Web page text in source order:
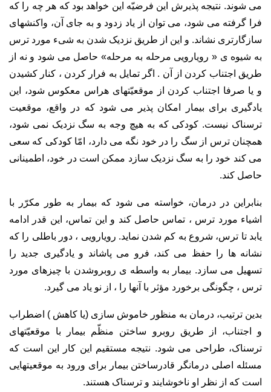
می شوند. نتیجه پذیرش این فرضیّه این خواهد بود که هر چه را که
فرا گرفته می شود، می توان از یاد زدود و به جای آن، واکنشهای
سازگارتری نشاند. و این از طریق نزدیک شدن به شیء مورد ترس
به شیوه ی « رویارویی مرحله به مرحله» حاصل می شود و نه از
طریق اجتناب کردن از آن . اگر تمایل به فرار کردن ، کنار کشیدن
و یا صرفا اجتناب کردن از موقعیّتهای هراس معکوس شود، این
یادگیری برای بیمار امکان پذیر می شود که در واقع، موقعیت
ترسناک نیست. کودکی که به هیچ وجه به سگ نزدیک نمی شود،
همچنان ترس از سگ را در خود نگه می دارد، امّا کودکی که سعی
می کند خود را به سگ نزدیک سازد ممکن است در خود، اطمینانی
حاصل کند.
بنابراین در درمان، خواسته می شود که بیمار به طور مکرّر با
اشیاء مورد ترس ، تماس حاصل کند و این تماس، این قدر ادامه
یابد تا ترس، شروع به کم شدن نماید. رویارویی ، دور باطلی را که
نشانه ها را حفظ می کند، فرو می پاشاند و یادگیری جدید را
تسهیل می سازد. بیمار به واسطه ی روبروشدن با چیزهای مورد
ترس ، چگونگی برخورد مؤثر با آنها را ، از نو یاد می گیرد.
بدین ترتیب، درمان به منظور خاموش سازی (یا کاهش ) اضطراب
و اجتناب، از طریق روبرو ساختن منظّم بیمار با موقعیّتهای
ترسناک، طراحی می شود. نتیجه مستقیم این کار این است که
مسئله اصلی درمانگر قادرساختن بیمار برای ورود به موقعیتهایی
است که از نظر او ناخوشایند و ترسناک هستند.